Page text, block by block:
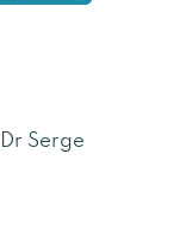
Serge